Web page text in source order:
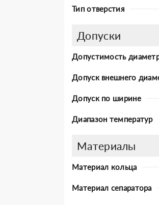
Тип отверстия
Допуски
Допустимость
Допуск внешнего
Допуск по ширине
Диапазон температур
Материалы
Материал кольца
Материал сепаратора